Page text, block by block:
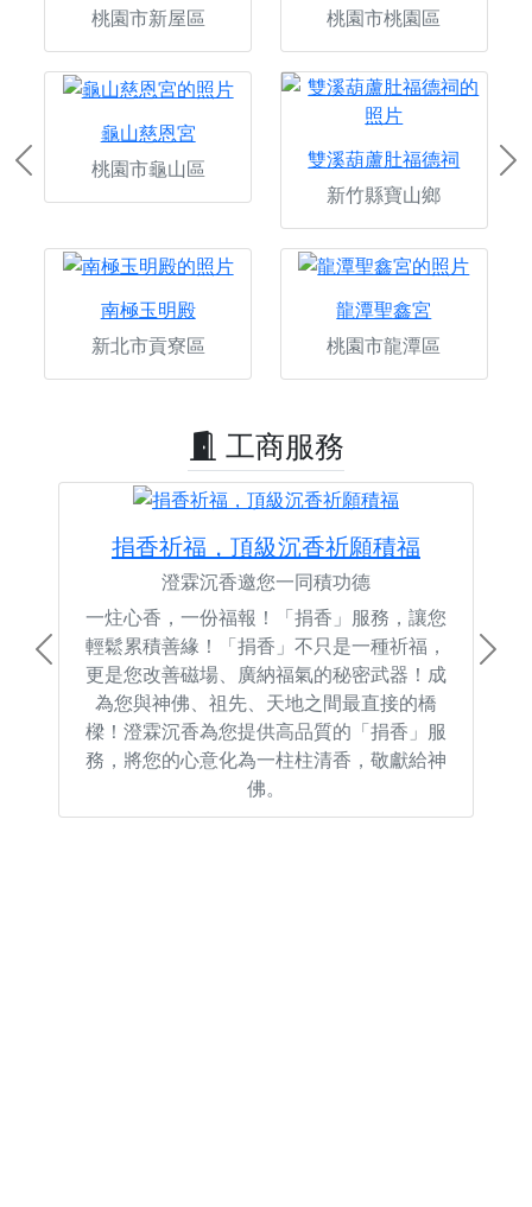
桃園市新屋區
桃園市桃園區
龜山慈恩宮
桃園市龜山區
雙溪葫蘆肚福德祠
新竹縣寶山鄉
南極玉明殿
新北市貢寮區
龍潭聖鑫宮
桃園市龍潭區
Previous
工商服務
捐香祈福，頂級沉香祈願積福
澄霖沉香邀您一同積功德
一炷心香，一份福報！「捐香」服務，讓您
輕鬆累積善緣！「捐香」不只是一種祈福，
更是您改善磁場、廣納福氣的秘密武器！成
為您與神佛、祖先、天地之間最直接的橋
樑！澄霖沉香為您提供高品質的「捐香」服
務，將您的心意化為一柱柱清香，敬獻給神
佛。
Previous Next